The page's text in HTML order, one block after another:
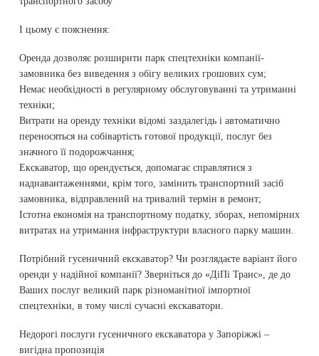
І цьому є пояснення:
Оренда дозволяє розширити парк спецтехніки компанії-
замовника без виведення з обігу великих грошових сум;
Немає необхідності в регулярному обслуговуванні та утриманні
техніки;
Витрати на оренду техніки відомі заздалегідь і автоматично
переносяться на собівартість готової продукції, послуг без
значного її подорожчання;
Екскаватор, що орендується, допомагає справлятися з
наднавантаженнями, крім того, замінить транспортний засіб
замовника, відправлений на тривалий термін в ремонт;
Істотна економія на транспортному податку, зборах, непомірних
витратах на утримання інфраструктури власного парку машин.
Потрібний гусеничний екскаватор? Чи розглядаєте варіант його
оренди у надійної компанії? Зверніться до «ДіПі Транс», де до
Ваших послуг великий парк різноманітної імпортної
спецтехніки, в тому числі сучасні екскаватори.
Недорогі послуги гусеничного екскаватора у Запоріжжі –
вигідна пропозиція